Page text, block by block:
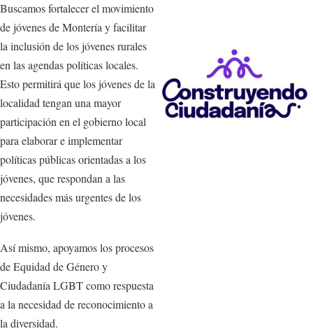
a
la
navegación
Buscamos fortalecer el movimiento
de jóvenes de Montería y facilitar
la inclusión de los jóvenes rurales
en las agendas políticas locales.
Esto permitirá que los jóvenes de la
localidad tengan una mayor
participación en el gobierno local
para elaborar e implementar
políticas públicas orientadas a los
jóvenes, que respondan a las
necesidades más urgentes de los
jóvenes.
Así mismo, apoyamos los procesos
de Equidad de Género y
Ciudadanía LGBT como respuesta
a la necesidad de reconocimiento a
la diversidad.